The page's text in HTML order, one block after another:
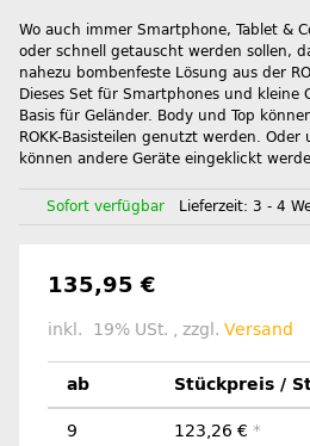
Wo auch immer Smartphone, Tablet &
oder schnell getauscht werden sollen,
nahezu bombenfeste Lösung aus der
Dieses Set für Smartphones und kleine
Basis für Geländer. Body und Top
ROKK-Basisteilen genutzt werden.
können andere Geräte eingeklickt
Sofort verfügbar Lieferzeit: 3 - 4
135,95 €
inkl. 19% USt. , zzgl. Versand
ab Stückpreis /
9 123,26 € *